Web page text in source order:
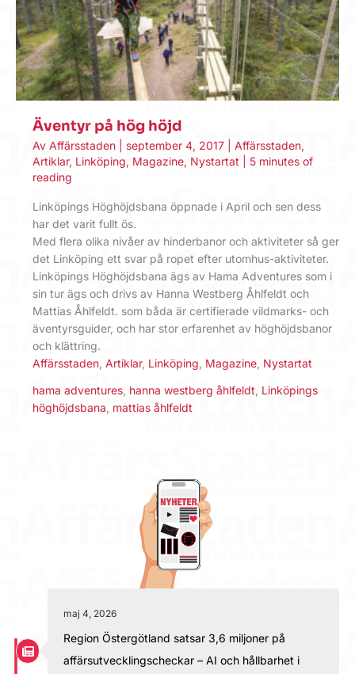
Äventyr på hög höjd
Av Affärsstaden september 4, 2017 Affärsstaden,
Artiklar, Linköping, Magazine, Nystartat
5 minutes of
reading
Linköpings Höghöjdsbana öppnade i April och sen dess
har det varit fullt ös.
Med flera olika nivåer av hinderbanor och aktiviteter så ger
det Linköping ett svar på ropet efter utomhus-aktiviteter.
Linköpings Höghöjdsbana ägs av Hama Adventures som i
sin tur ägs och drivs av Hanna Westberg Åhlfeldt och
Mattias Åhlfeldt. som båda är certifierade vildmarks- och
äventyrsguider, och har stor erfarenhet av höghöjdsbanor
och klättring.
Affärsstaden Artiklar, Linköping Magazine Nystartat
hama adventures hanna westberg åhlfeldt Linköpings
höghöjdsbana mattias åhlfeldt
maj 4, 2026
Region Östergötland satsar 3,6 miljoner på
affärsutvecklingscheckar – AI och hållbarhet i